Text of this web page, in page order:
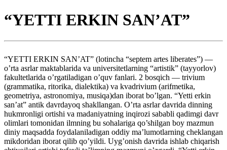
“YETTI ERKIN SAN’AT”
“YETTI ERKIN SAN’AT” (lotincha “septem artes liberates”) —
o’rta asrlar maktablarida va universitetlarning “artistik” (tayyorlov)
fakultetlarida o’rgatiladigan o’quv fanlari. 2 bosqich — trivium
(grammatika, ritorika, dialektika) va kvadrivium (arifmetika,
geometriya, astronomiya, musiqa)dan iborat bo’lgan. “Yetti erkin
san’at” antik davrdayoq shakllangan. O’rta asrlar davrida dinning
hukmronligi ortishi va madaniyatning inqirozi sababli qadimgi davr
olimlari tomonidan ilmning bu sohalariga qo’shilgan boy mazmun
diniy maqsadda foydalaniladigan oddiy ma’lumotlarning cheklangan
mikdoridan iborat qilib qo’yildi. Uyg’onish davrida ishlab chiqarish